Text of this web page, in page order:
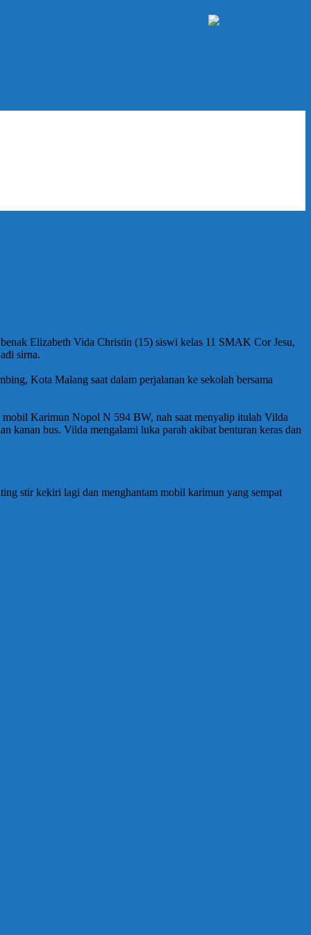
Elizabeth Vida Christin (15) siswi kelas 11 SMAK Cor Jesu,
sirna.
Kota Malang saat dalam perjalanan ke sekolah bersama
Karimun Nopol N 594 BW, nah saat menyalip itulah Vilda
kanan bus. Vilda mengalami luka parah akibat benturan keras dan
stir kekiri lagi dan menghantam mobil karimun yang sempat